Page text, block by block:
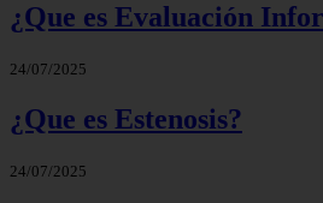
¿Que es Evaluación
24/07/2025
¿Que es Estenosis?
24/07/2025